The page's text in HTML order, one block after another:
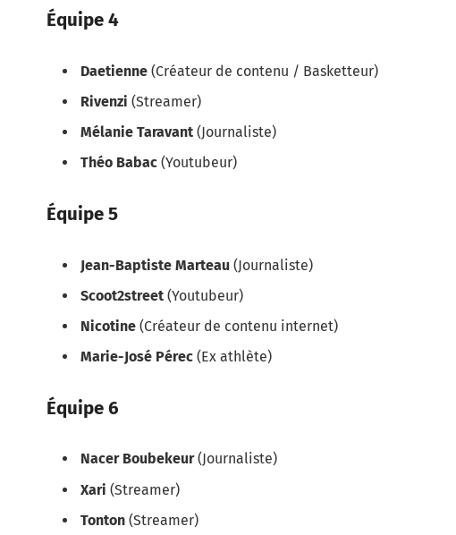
Équipe 4
Daetienne (Créateur de contenu / Basketteur)
Rivenzi (Streamer)
Mélanie Taravant (Journaliste)
Théo Babac (Youtubeur)
Équipe 5
Jean-Baptiste Marteau (Journaliste)
Scoot2street (Youtubeur)
Nicotine (Créateur de contenu internet)
Marie-José Pérec (Ex athlète)
Équipe 6
Nacer Boubekeur(Journaliste)
Xari (Streamer)
Tonton (Streamer)